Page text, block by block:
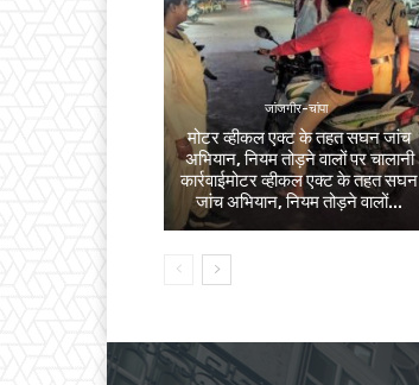
जांजगीर-चांपा
मोटर व्हीकल एक्ट के तहत सघन जांच
अभियान, नियम तोड़ने वालों पर चालानी
कार्रवाईमोटर व्हीकल एक्ट के तहत सघन
जांच अभियान, नियम तोड़ने वालों...